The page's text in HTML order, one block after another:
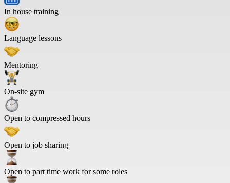
In house training
Language lessons
Mentoring
On-site gym
Open to compressed hours
Open to job sharing
Open to part time work for some roles